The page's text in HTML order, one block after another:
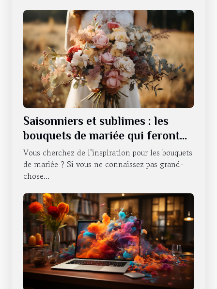
Saisonniers et sublimes : les
bouquets de mariée qui feront
battre votre cœur tout au long
de l'année
Vous cherchez de l’inspiration pour les bouquets
de mariée ? Si vous ne connaissez pas grand-
chose...